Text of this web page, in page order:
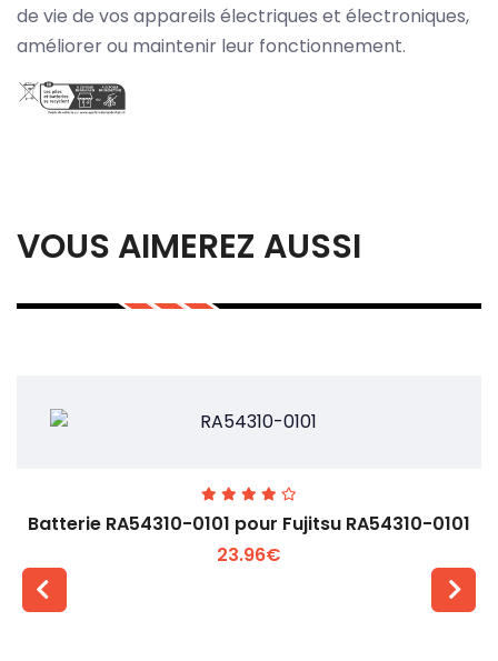
de vie de vos appareils électriques et électroniques,
améliorer ou maintenir leur fonctionnement.
VOUS AIMEREZ AUSSI
Batterie RA54310-0101 pour Fujitsu RA54310-0101
23.96€